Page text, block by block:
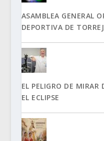
ASAMBLEA GENERAL
DEPORTIVA DE
EL PELIGRO DE
EL ECLIPSE